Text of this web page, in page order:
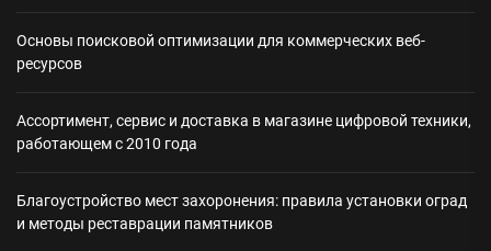
Основы поисковой оптимизации для коммерческих веб-
ресурсов
Ассортимент, сервис и доставка в магазине цифровой техники,
работающем с 2010 года
Благоустройство мест захоронения: правила установки оград
и методы реставрации памятников